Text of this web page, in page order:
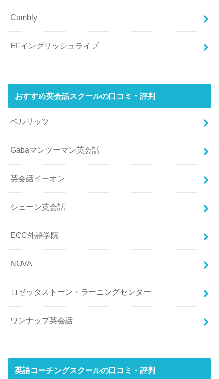
Cambly
EFイングリッシュライブ
おすすめ英会話スクールの口コミ・評判
ベルリッツ
Gabaマンツーマン英会話
英会話イーオン
シェーン英会話
ECC外語学院
NOVA
ロゼッタストーン・ラーニングセンター
ワンナップ英会話
英語コーチングスクールの口コミ・評判